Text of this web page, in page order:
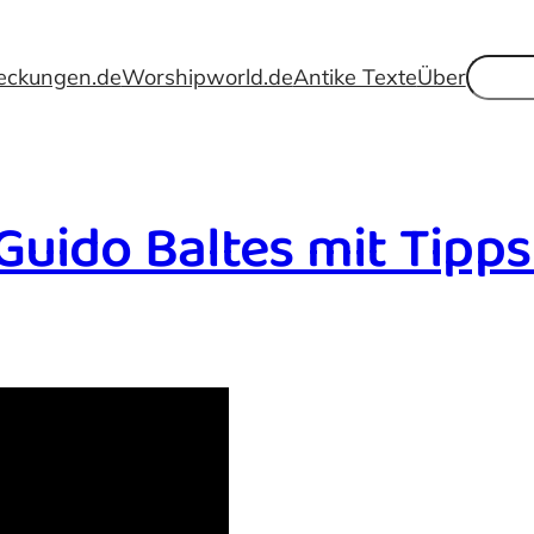
Worshipworld.deAntike TexteÜber
Baltes mit